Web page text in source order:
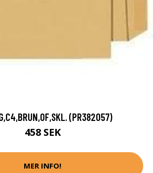
(PR382057)
458 SEK
MER INFO!